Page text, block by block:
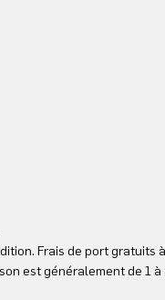
Frais de port gratuits
est généralement de 1 à